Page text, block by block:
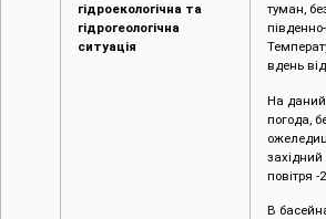
гідроекологічна та
гідрогеологічна
ситуація
туман,
вдень
На даний
погода,
повітря -
В